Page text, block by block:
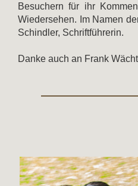
Besuchern für ihr
Wiedersehen. Im Namen
Schindler, Schriftführerin.
Danke auch an Frank